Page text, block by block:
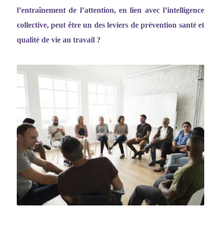
l’entraînement de l’attention, en lien avec l’intelligence
collective, peut être un des leviers de prévention santé et
qualité de vie au travail ?